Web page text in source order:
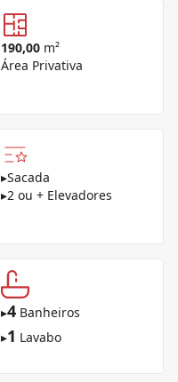
190,00 m²
Área Privativa
▸Sacada
▸2 ou + Elevadores
▸4 Banheiros
▸1 Lavabo